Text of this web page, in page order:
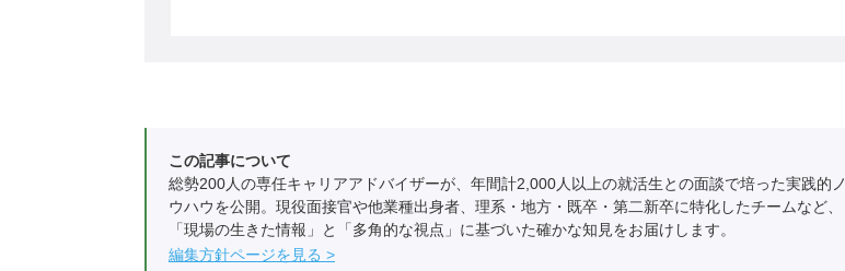
この記事について
総勢200人の専任キャリアアドバイザーが、年間計2,000人以上の就活生との面談で培った実践的ノ
ウハウを公開。現役面接官や他業種出身者、理系・地方・既卒・第二新卒に特化したチームなど、
「現場の生きた情報」と「多角的な視点」に基づいた確かな知見をお届けします。
編集方針ページを見る